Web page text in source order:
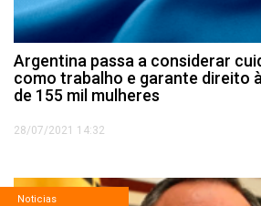
Argentina passa a considerar
como trabalho e garante direito
de 155 mil mulheres
28/07/2021 14:32
Noticias